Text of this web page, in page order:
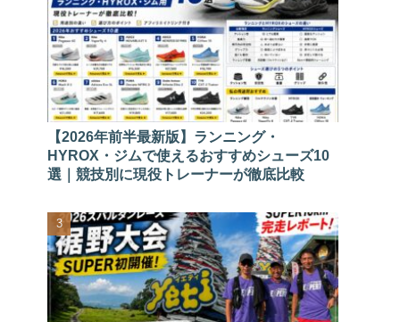
【2026年前半最新版】ランニング・
HYROX・ジムで使えるおすすめシューズ10
選｜競技別に現役トレーナーが徹底比較